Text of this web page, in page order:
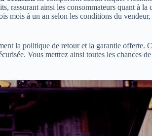
rassurant ainsi les consommateurs quant à la
mois à un an selon les conditions du
la politique de retour et la garantie offerte.
Vous mettrez ainsi toutes les chances